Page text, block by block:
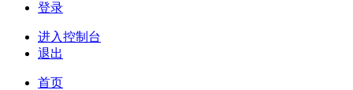
登录
进入控制台
退出
首页